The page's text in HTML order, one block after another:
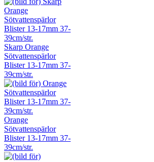
Skarp Orange
Sötvattenspärlor
Blister 13-17mm 37-
39cm/str.
Orange
Sötvattenspärlor
Blister 13-17mm 37-
39cm/str.